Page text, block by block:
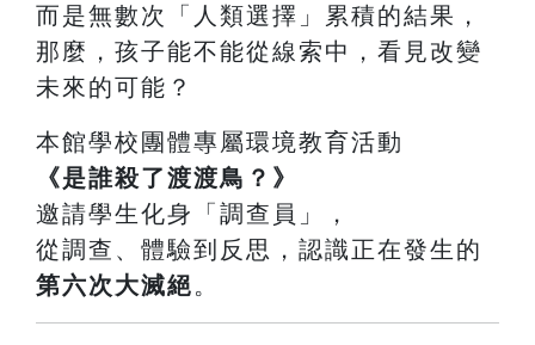
而是無數次「人類選擇」累積的結果，
那麼，孩子能不能從線索中，看見改變
未來的可能？
本館學校團體專屬環境教育活動
《是誰殺了渡渡鳥？》
邀請學生化身「調查員」，
從調查、體驗到反思，認識正在發生的
第六次大滅絕。